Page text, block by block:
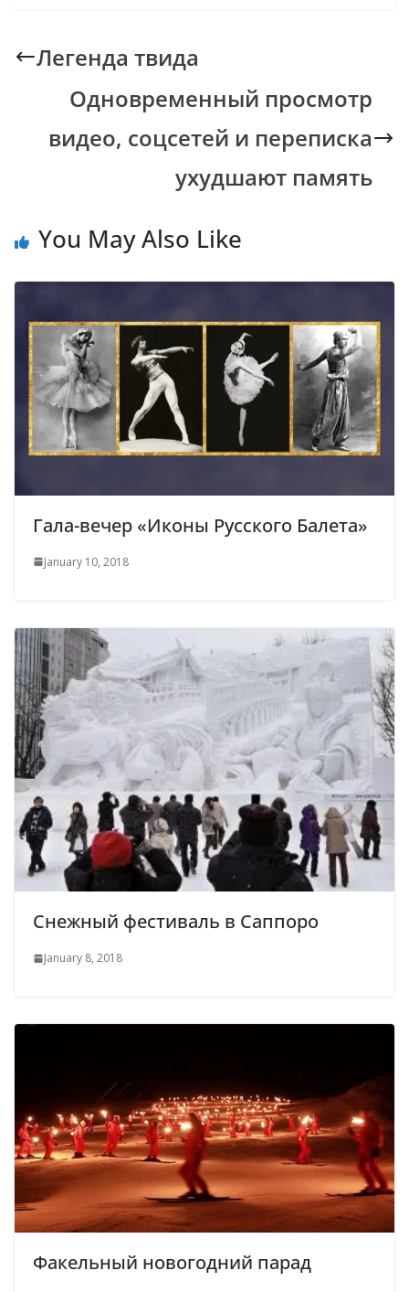
b
o
o
k
s
A
p
p
y
Li
n
k
m
Легенда твида
Одновременный просмотр
видео, соцсетей и переписка
ухудшают память
You May Also Like
Гала-вечер «Иконы Русского Балета»
January 10, 2018
Снежный фестиваль в Саппоро
January 8, 2018
Факельный новогодний парад